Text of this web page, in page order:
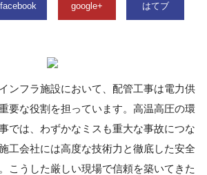
facebook google+ はてブ
ンフラ施設において、配管工事は電力供
要な役割を担っています。高温高圧の環
では、わずかなミスも重大な事故につな
工会社には高度な技術力と徹底した安全
こうした厳しい現場で信頼を築いてきた